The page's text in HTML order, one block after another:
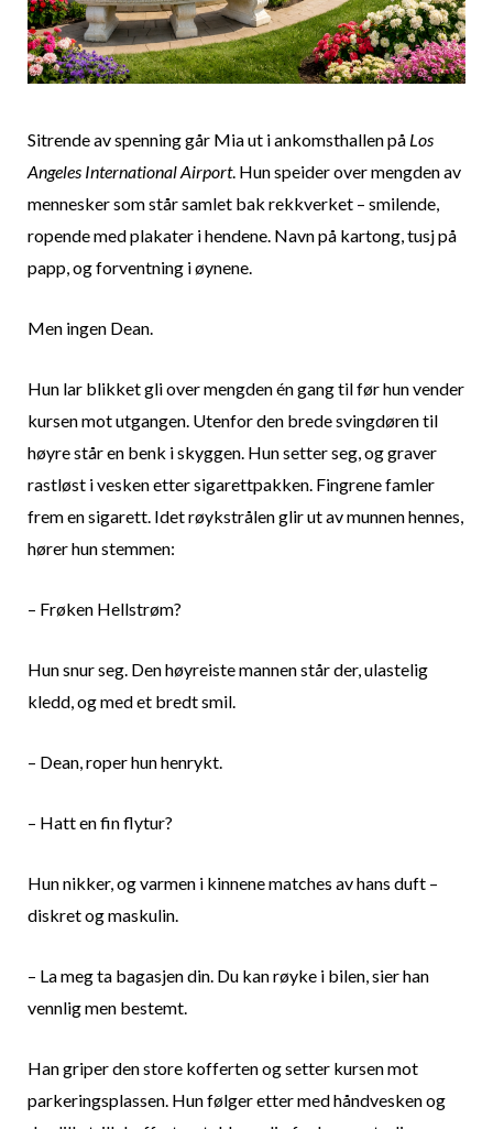
Sitrende av spenning går Mia ut i ankomsthallen på Los
Angeles International Airport. Hun speider over mengden av
mennesker som står samlet bak rekkverket – smilende,
ropende med plakater i hendene. Navn på kartong, tusj på
papp, og forventning i øynene.
Men ingen Dean.
Hun lar blikket gli over mengden én gang til før hun vender
kursen mot utgangen. Utenfor den brede svingdøren til
høyre står en benk i skyggen. Hun setter seg, og graver
rastløst i vesken etter sigarettpakken. Fingrene famler
frem en sigarett. Idet røykstrålen glir ut av munnen hennes,
hører hun stemmen:
– Frøken Hellstrøm?
Hun snur seg. Den høyreiste mannen står der, ulastelig
kledd, og med et bredt smil.
– Dean, roper hun henrykt.
– Hatt en fin flytur?
Hun nikker, og varmen i kinnene matches av hans duft –
diskret og maskulin.
– La meg ta bagasjen din. Du kan røyke i bilen, sier han
vennlig men bestemt.
Han griper den store kofferten og setter kursen mot
parkeringsplassen. Hun følger etter med håndvesken og